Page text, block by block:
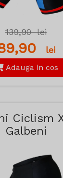
139,90lei
lei
Adauga in cos
Ciclism
Galbeni